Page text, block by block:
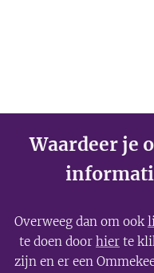
Waardeer je
Overweeg dan om ook
te doen door hier te
zijn en er een